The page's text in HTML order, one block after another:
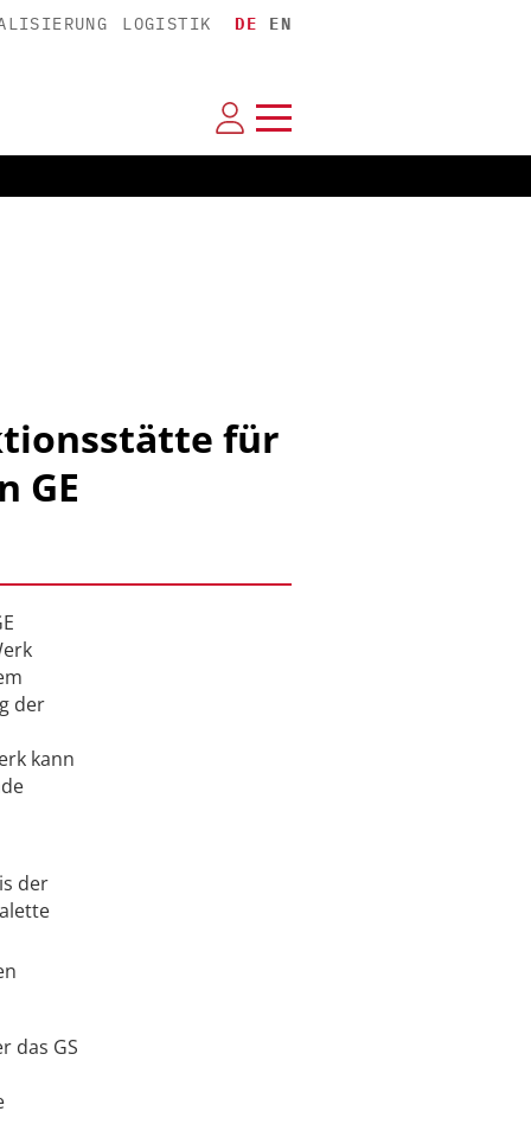
LOGISTIK DE EN
für
GE
der
kann
der
das GS